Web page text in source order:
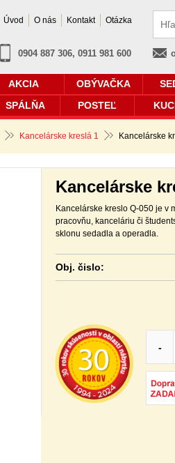
0904 887 306, 0911 981 600
Kancelárske kreslá 1 Kancelárske
Kancelárske
Kancelárske kreslo Q-050 je v
pracovňu, kanceláriu či
sklonu sedadla a operadla.
Obj. čislo:
-
AKCIA OBÝVAČKA
SPÁLŇA POSTEĽ
Úvod O nás Kontakt Otázka